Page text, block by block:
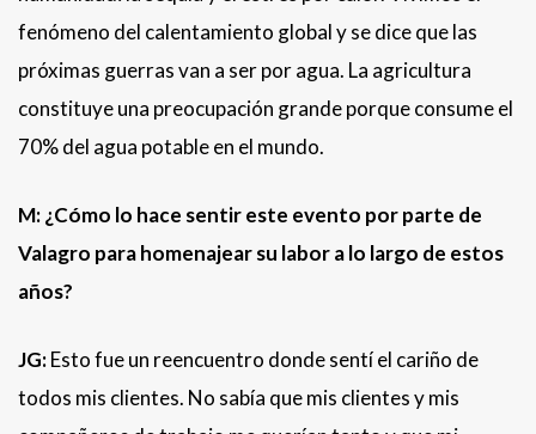
fenómeno del calentamiento global y se dice que las
próximas guerras van a ser por agua. La agricultura
constituye una preocupación grande porque consume el
70% del agua potable en el mundo.
M: ¿Cómo lo hace sentir este evento por parte de
Valagro para homenajear su labor a lo largo de estos
años?
JG:Esto fue un reencuentro donde sentí el cariño de
todos mis clientes. No sabía que mis clientes y mis